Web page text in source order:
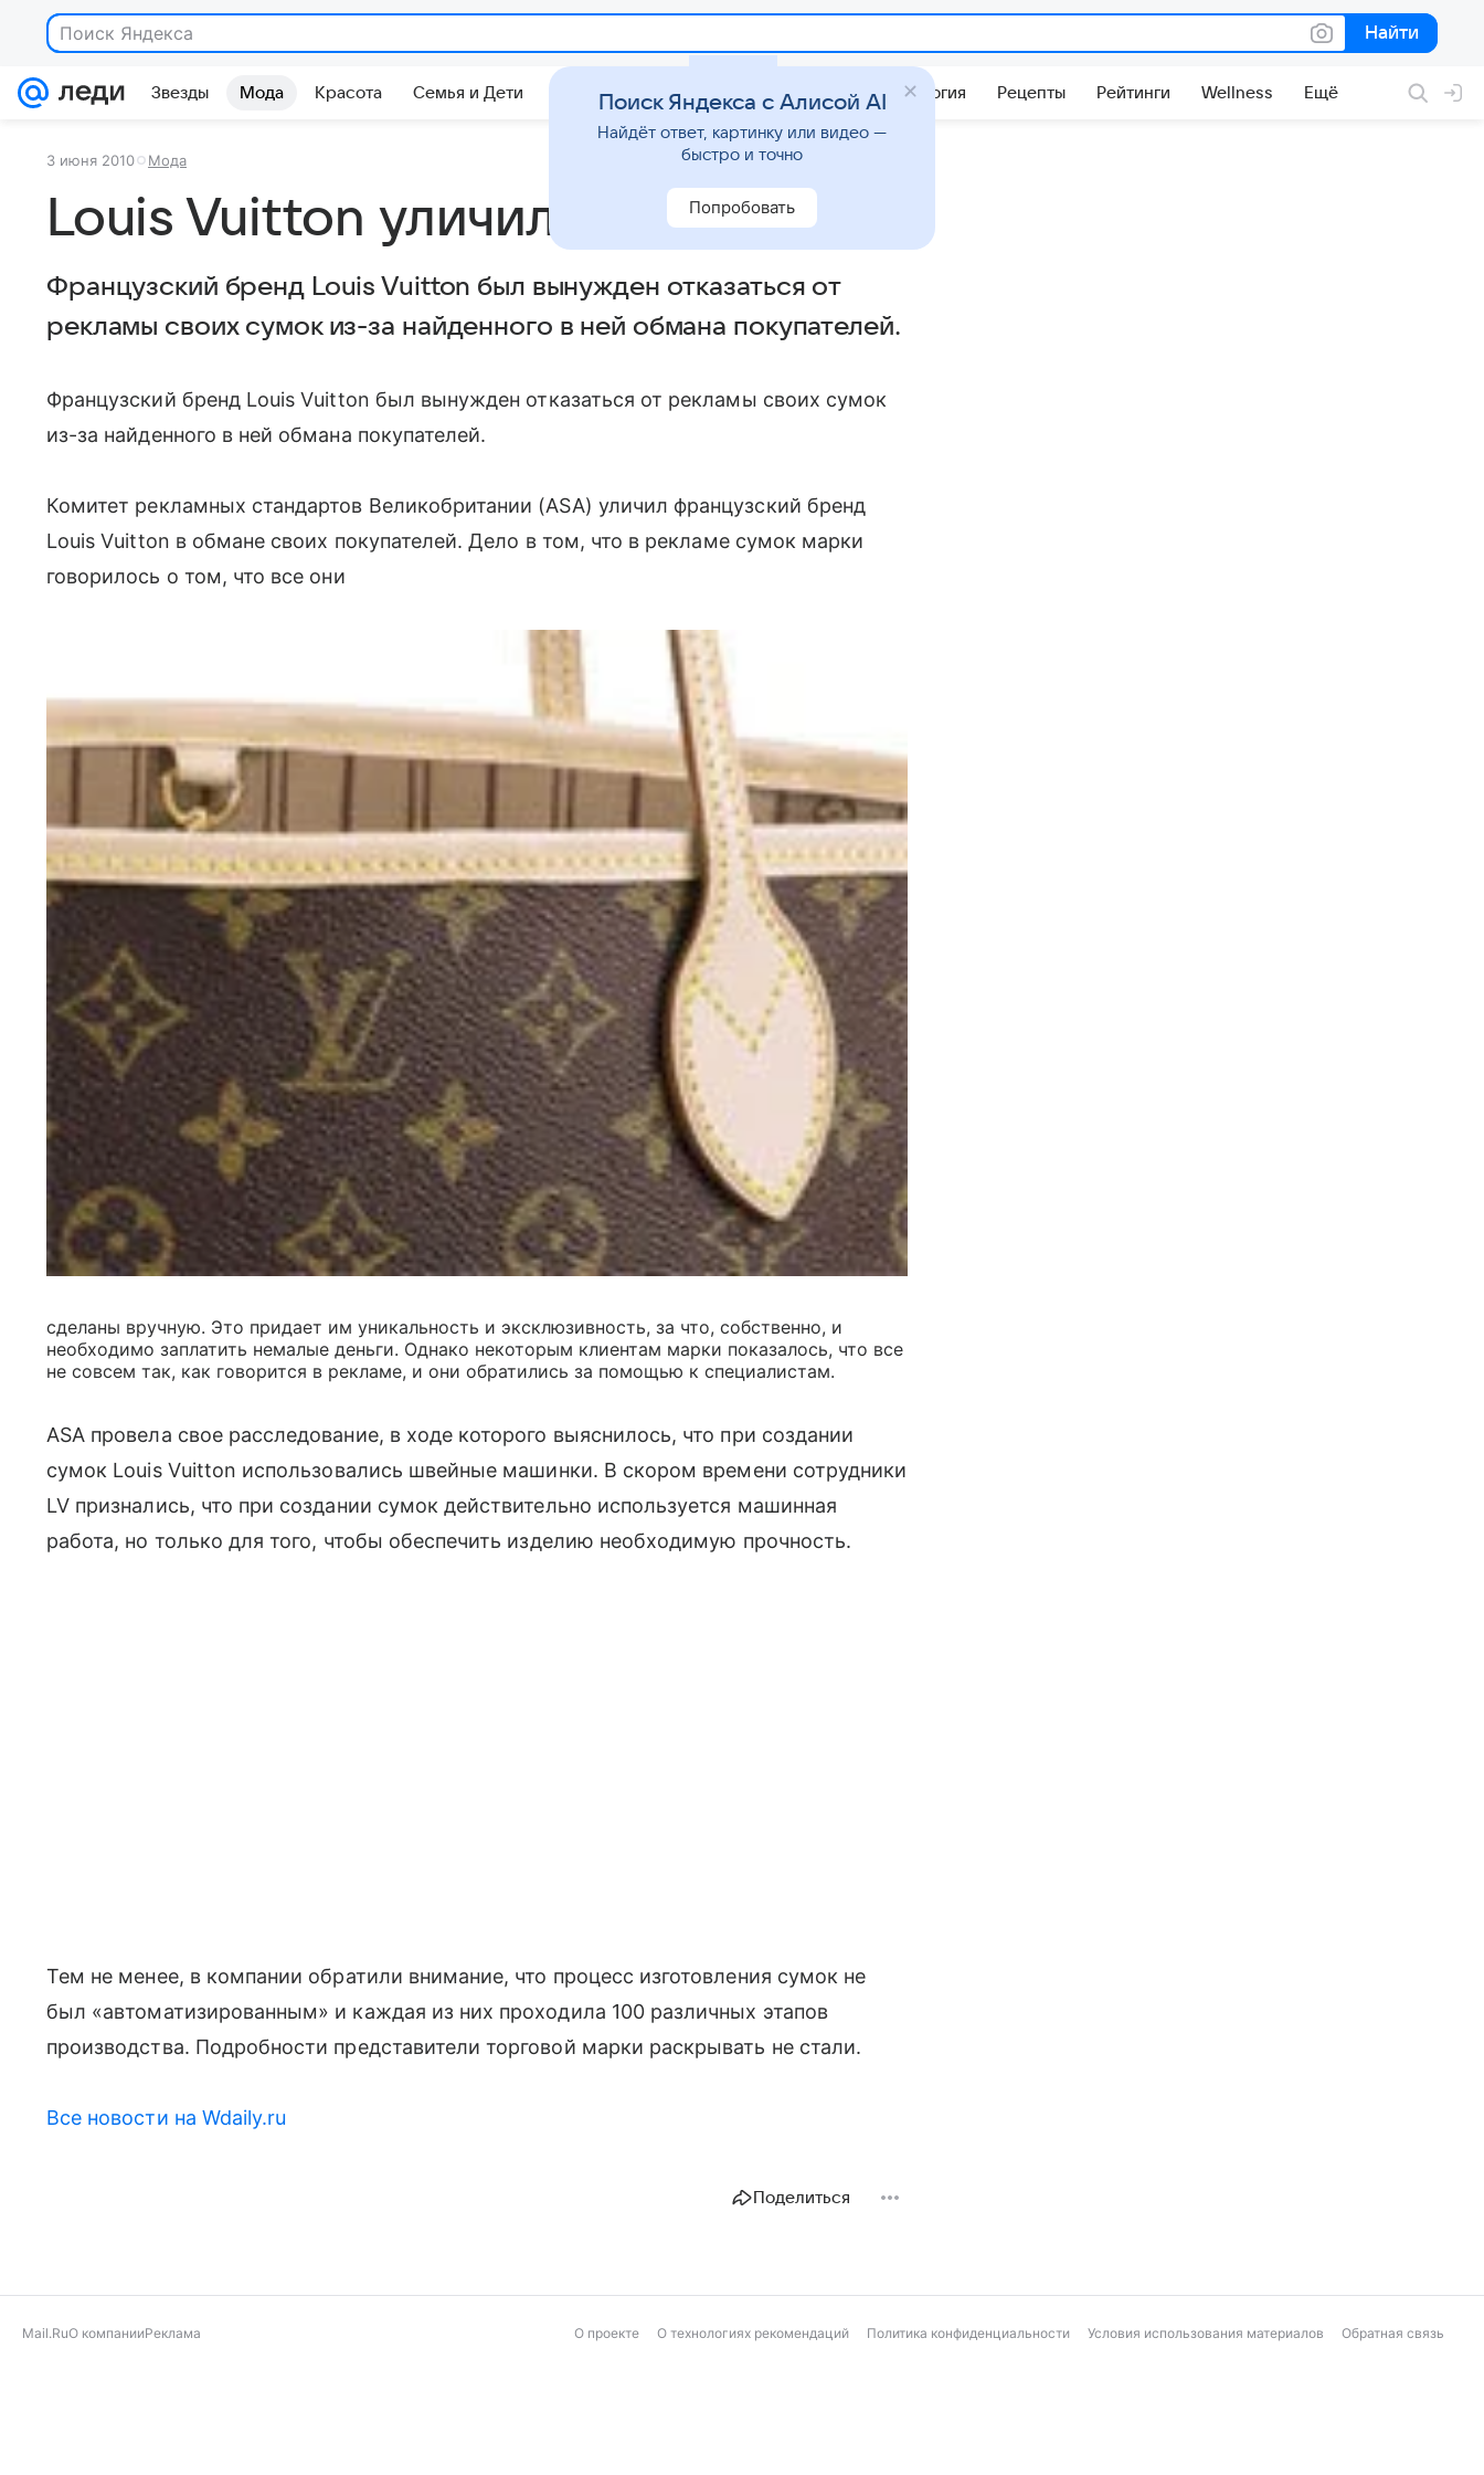
Поиск Яндекса Найти
Найти
Звезды Мода Красота Семья и Дети Гороскопы Стиль жизни Психология Рецепты Рейтинги Wellness Ещё
3 июня 2010 Мода
Louis Vuitton уличили в обмане
Французский бренд Louis Vuitton был вынужден отказаться от
рекламы своих сумок из-за найденного в ней обмана покупателей.
Французский бренд Louis Vuitton был вынужден отказаться от рекламы своих сумок
из-за найденного в ней обмана покупателей.
Комитет рекламных стандартов Великобритании (ASA) уличил французский бренд
Louis Vuitton в обмане своих покупателей. Дело в том, что в рекламе сумок марки
говорилось о том, что все они
сделаны вручную. Это придает им уникальность и эксклюзивность, за что, собственно, и
необходимо заплатить немалые деньги. Однако некоторым клиентам марки показалось, что все
не совсем так, как говорится в рекламе, и они обратились за помощью к специалистам.
ASA провела свое расследование, в ходе которого выяснилось, что при создании
сумок Louis Vuitton использовались швейные машинки. В скором времени сотрудники
LV признались, что при создании сумок действительно используется машинная
работа, но только для того, чтобы обеспечить изделию необходимую прочность.
Тем не менее, в компании обратили внимание, что процесс изготовления сумок не
был «автоматизированным» и каждая из них проходила 100 различных этапов
производства. Подробности представители торговой марки раскрывать не стали.
Все новости на Wdaily.ru
Поделиться
Mail.RuО компанииРеклама О проекте О технологиях рекомендаций Политика конфиденциальности Условия использования материалов Обратная связь
Поиск Яндекса с Алисой AI
Найдёт ответ, картинку или видео —
быстро и точно
Попробовать